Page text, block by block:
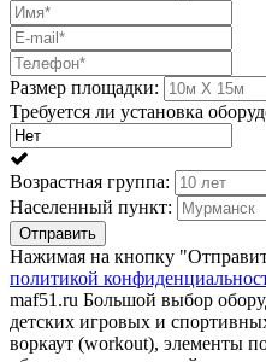
Размер площадки:
Требуется ли установка
Возрастная группа:
Населенный пункт:
Отправить
Нажимая на кнопку
политикой
maf51.ru Большой выбор
детских игровых и
воркаут (workout), элементы